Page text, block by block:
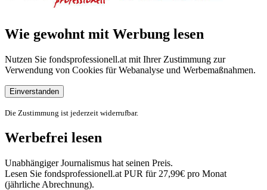
Wie gewohnt mit Werbung lesen
Nutzen Sie fondsprofessionell.at mit Ihrer Zustimmung zur
Verwendung von Cookies für Webanalyse und Werbemaßnahmen.
Einverstanden
Die Zustimmung ist jederzeit widerrufbar.
Werbefrei lesen
Unabhängiger Journalismus hat seinen Preis.
Lesen Sie fondsprofessionell.at PUR für 27,99€ pro Monat
(jährliche Abrechnung).